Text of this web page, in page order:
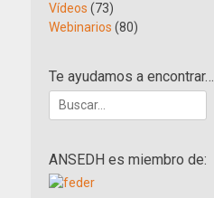
Vídeos (73)
Webinarios (80)
Te ayudamos a encontrar…
Buscar:
ANSEDH es miembro de: